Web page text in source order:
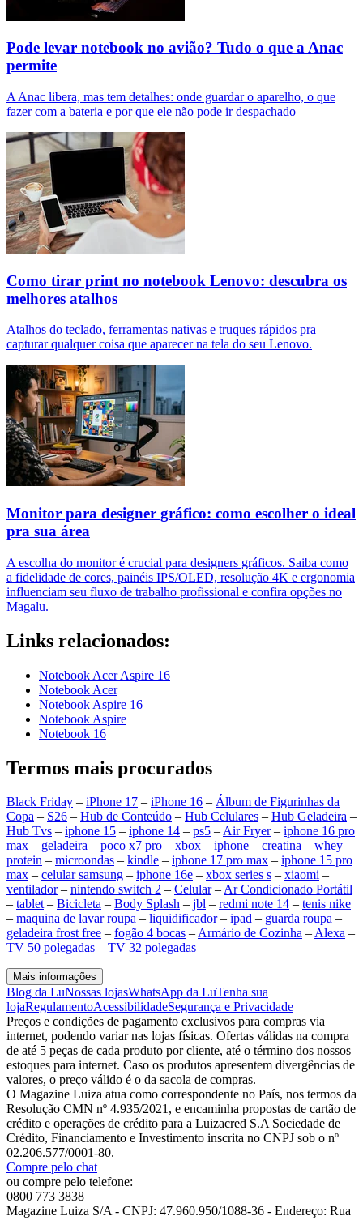
Pode levar notebook no avião? Tudo o que a Anac
permite
A Anac libera, mas tem detalhes: onde guardar o aparelho, o que
fazer com a bateria e por que ele não pode ir despachado
Como tirar print no notebook Lenovo: descubra os
melhores atalhos
Atalhos do teclado, ferramentas nativas e truques rápidos pra
capturar qualquer coisa que aparecer na tela do seu Lenovo.
Monitor para designer gráfico: como escolher o ideal
pra sua área
A escolha do monitor é crucial para designers gráficos. Saiba como
a fidelidade de cores, painéis IPS/OLED, resolução 4K e ergonomia
influenciam seu fluxo de trabalho profissional e confira opções no
Magalu.
Links relacionados:
Notebook Acer Aspire 16
Notebook Acer
Notebook Aspire 16
Notebook Aspire
Notebook 16
Termos mais procurados
Black Friday – iPhone 17 – iPhone 16 – Álbum de Figurinhas da
Copa – S26 – Hub de Conteúdo – Hub Celulares – Hub Geladeira –
Hub Tvs – iphone 15 – iphone 14 – ps5 –Air Fryer– iphone 16 pro
max – geladeira – poco x7 pro – xbox – iphone – creatina – whey
protein – microondas – kindle – iphone 17 pro max – iphone 15 pro
max – celular samsung – iphone 16e – xbox series s – xiaomi –
ventilador– nintendo switch 2 – Celular–Ar Condicionado Portátil
– tablet– Bicicleta – Body Splash – jbl – redmi note 14 – tenis nike
– maquina de lavar roupa – liquidificador– ipad – guarda roupa –
geladeira frost free – fogão 4 bocas –Armário de Cozinha –Alexa –
TV 50 polegadas – TV 32 polegadas
Mais informações
Blog da LuNossas lojasWhatsApp da LuTenha sua
lojaRegulamentoAcessibilidadeSegurança e Privacidade
Preços e condições de pagamento exclusivos para compras via
internet, podendo variar nas lojas físicas. Ofertas válidas na compra
de até 5 peças de cada produto por cliente, até o término dos nossos
estoques para internet. Caso os produtos apresentem divergências de
valores, o preço válido é o da sacola de compras.
O Magazine Luiza atua como correspondente no País, nos termos da
Resolução CMN nº 4.935/2021, e encaminha propostas de cartão de
crédito e operações de crédito para a Luizacred S.A Sociedade de
Crédito, Financiamento e Investimento inscrita no CNPJ sob o nº
02.206.577/0001-80.
Compre pelo chat
ou compre pelo telefone:
0800 773 3838
Magazine Luiza S/A - CNPJ: 47.960.950/1088-36 - Endereço: Rua